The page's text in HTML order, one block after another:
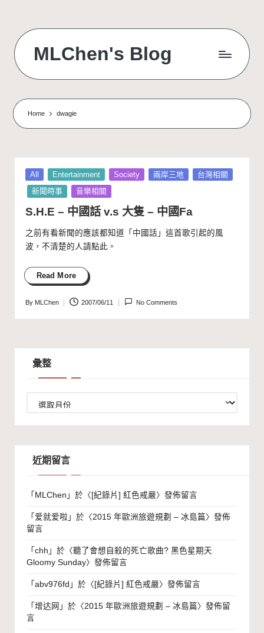
content
MLChen's Blog
Home dwagie
Posted
in
All Entertainment Society 兩岸三地
台灣相關
新聞時事
音樂相關
S.H.E – 中國話 v.s 大隻 – 中國Fa
之前有看新聞的應該都知道「中國話」這首歌引起的風
波，不清楚的人請點此。
Read More
Posted
by
By MLChen 2007/06/11 No Comments
彙整
近期留言
「 MLChen 」於〈[紀錄片] 紅色戒嚴〉發佈留言
「 爱就爱啦 」於〈2015 年歐洲旅遊規劃 – 冰島篇〉發佈
留言
「 chh 」於〈聽了會想自殺的死亡歌曲? 黑色星期天
Gloomy Sunday〉發佈留言
「 abv976fd 」於〈[紀錄片] 紅色戒嚴〉發佈留言
「 增达网 」於〈2015 年歐洲旅遊規劃 – 冰島篇〉發佈留
言